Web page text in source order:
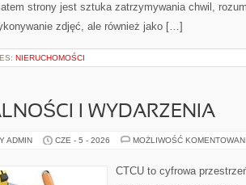
strony jest sztuka zatrzymywania chwil,
zdjęć, ale również jako […]
NIERUCHOMOŚCI
I WYDARZENIA
ADMIN CZE - 5 - 2026 MOŻLIWOŚĆ
CTCU to cyfrowa